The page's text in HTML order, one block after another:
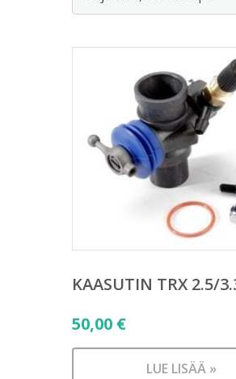
KAASUTIN TRX 2.5/
50,00 €
LUE LISÄÄ »